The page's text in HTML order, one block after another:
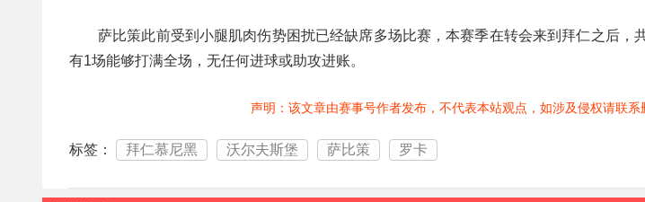
萨比策此前受到小腿肌肉伤势困扰已经缺席多场比赛，本赛季在转会来到拜仁之后，
有1场能够打满全场，无任何进球或助攻进账。
声明：该文章由赛事号作者发布，不代表本站观点，如涉及侵权请联系
标签： 拜仁慕尼黑 沃尔夫斯堡 萨比策 罗卡